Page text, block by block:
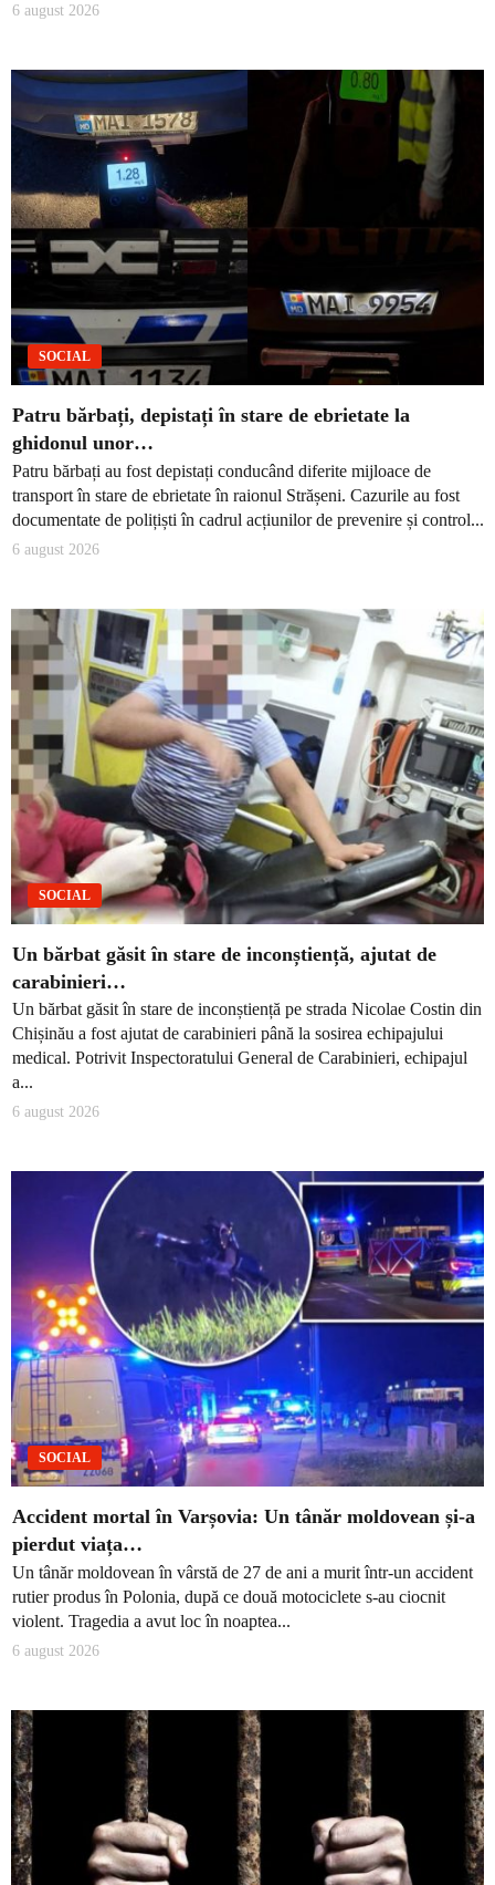
6 august 2026
SOCIAL
Patru bărbați, depistați în stare de ebrietate la
ghidonul unor…
Patru bărbați au fost depistați conducând diferite mijloace de
transport în stare de ebrietate în raionul Strășeni. Cazurile au fost
documentate de polițiști în cadrul acțiunilor de prevenire și control...
6 august 2026
SOCIAL
Un bărbat găsit în stare de inconștiență, ajutat de
carabinieri…
Un bărbat găsit în stare de inconștiență pe strada Nicolae Costin din
Chișinău a fost ajutat de carabinieri până la sosirea echipajului
medical. Potrivit Inspectoratului General de Carabinieri, echipajul
a...
6 august 2026
SOCIAL
Accident mortal în Varșovia: Un tânăr moldovean și-a
pierdut viața…
Un tânăr moldovean în vârstă de 27 de ani a murit într-un accident
rutier produs în Polonia, după ce două motociclete s-au ciocnit
violent. Tragedia a avut loc în noaptea...
6 august 2026